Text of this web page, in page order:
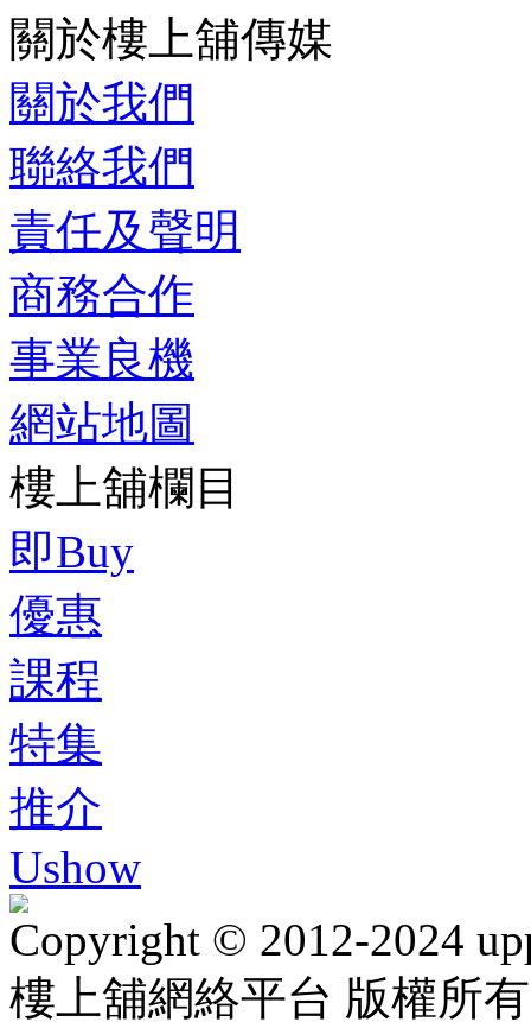
關於樓上舖傳媒
關於我們
聯絡我們
責任及聲明
商務合作
事業良機
網站地圖
樓上舖欄目
即Buy
優惠
課程
特集
推介
Ushow
Copyright © 2012-2024
樓上舖網絡平台 版權所